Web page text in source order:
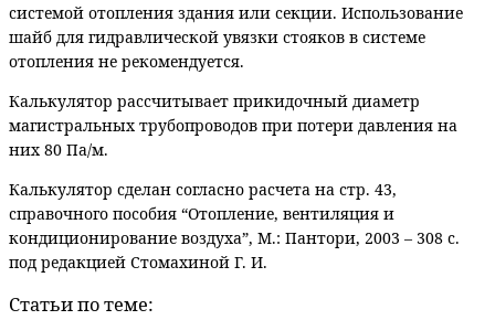
системой отопления здания или секции. Использование
шайб для гидравлической увязки стояков в системе
отопления не рекомендуется.
Калькулятор рассчитывает прикидочный диаметр
магистральных трубопроводов при потери давления на
них 80 Па/м.
Калькулятор сделан согласно расчета на стр. 43,
справочного пособия “Отопление, вентиляция и
кондиционирование воздуха”, М.: Пантори, 2003 – 308 с.
под редакцией Стомахиной Г. И.
Статьи по теме: